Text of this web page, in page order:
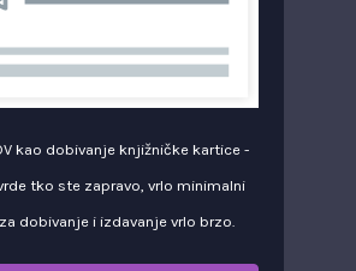
kao dobivanje knjižničke kartice -
tko ste zapravo, vrlo minimalni
dobivanje i izdavanje vrlo brzo.